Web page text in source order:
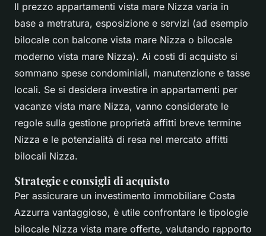
Il prezzo appartamenti vista mare Nizza varia in
base a metratura, esposizione e servizi (ad esempio
bilocale con balcone vista mare Nizza o bilocale
moderno vista mare Nizza). Ai costi di acquisto si
sommano spese condominiali, manutenzione e tasse
locali. Se si desidera investire in appartamenti per
vacanze vista mare Nizza, vanno considerate le
regole sulla gestione proprietà affitti breve termine
Nizza e le potenzialità di resa nel mercato affitti
bilocali Nizza.
Strategie e consigli di acquisto
Per assicurare un investimento immobiliare Costa
Azzurra vantaggioso, è utile confrontare le tipologie
bilocale Nizza vista mare offerte, valutando rapporto